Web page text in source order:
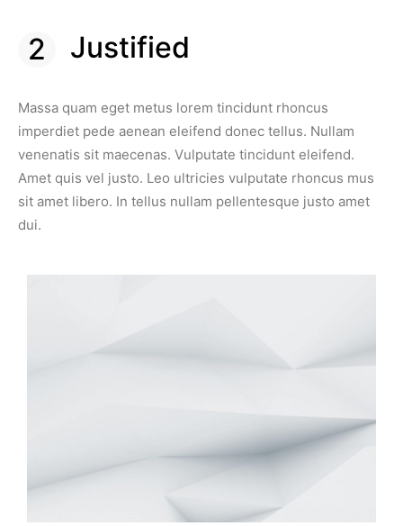
Justified
Massa quam eget metus lorem tincidunt rhoncus
imperdiet pede aenean eleifend donec tellus. Nullam
venenatis sit maecenas. Vulputate tincidunt eleifend.
Amet quis vel justo. Leo ultricies vulputate rhoncus mus
sit amet libero. In tellus nullam pellentesque justo amet
dui.